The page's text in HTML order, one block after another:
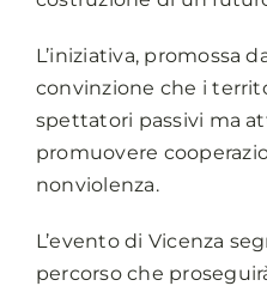
L’iniziativa, promossa
convinzione che i
spettatori passivi ma
promuovere
nonviolenza.
L’evento di Vicenza
percorso che